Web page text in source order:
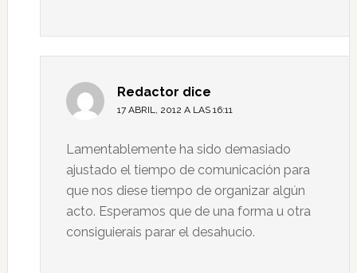
Redactor dice
17 ABRIL, 2012 A LAS 16:11
Lamentablemente ha sido demasiado
ajustado el tiempo de comunicación para
que nos diese tiempo de organizar algún
acto. Esperamos que de una forma u otra
consiguierais parar el desahucio.